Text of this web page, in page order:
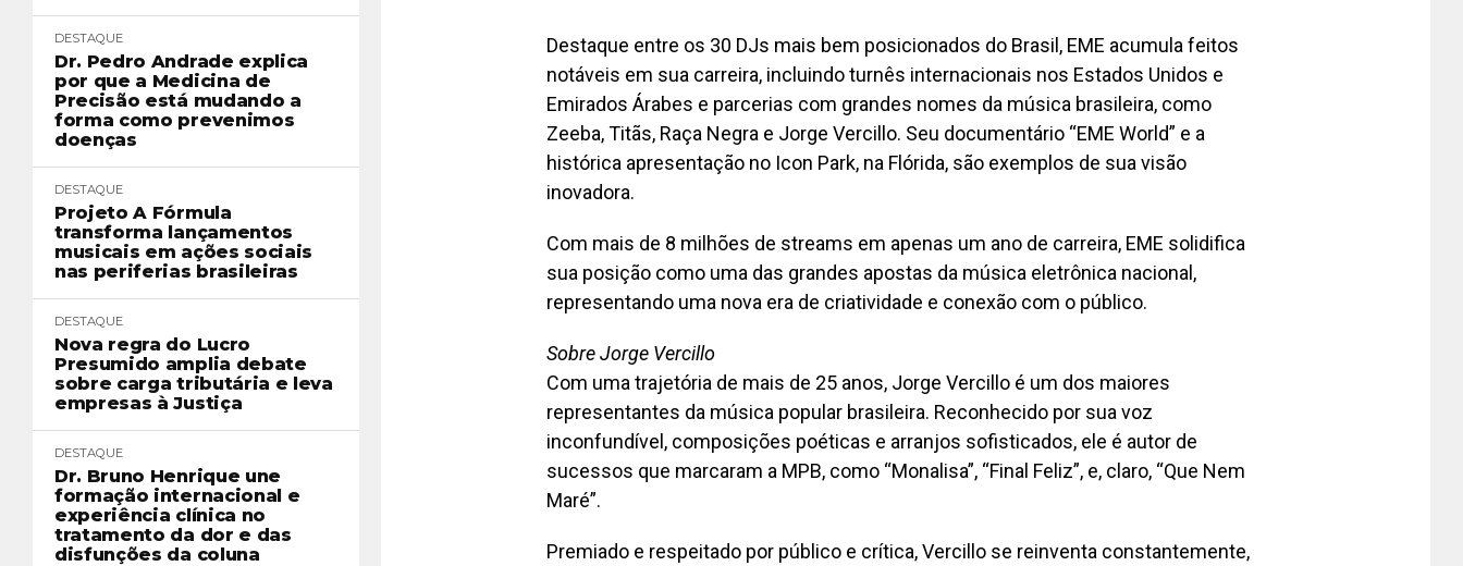
DESTAQUE
Dr. Pedro Andrade explica
por que a Medicina de
Precisão está mudando a
forma como prevenimos
doenças
DESTAQUE
Projeto A Fórmula
transforma lançamentos
musicais em ações sociais
nas periferias brasileiras
DESTAQUE
Nova regra do Lucro
Presumido amplia debate
sobre carga tributária e leva
empresas à Justiça
DESTAQUE
Dr. Bruno Henrique une
formação internacional e
experiência clínica no
tratamento da dor e das
disfunções da coluna
Destaque entre os 30 DJs mais bem posicionados do Brasil, EME acumula feitos
notáveis em sua carreira, incluindo turnês internacionais nos Estados Unidos e
Emirados Árabes e parcerias com grandes nomes da música brasileira, como
Zeeba, Titãs, Raça Negra e Jorge Vercillo. Seu documentário “EME World” e a
histórica apresentação no Icon Park, na Flórida, são exemplos de sua visão
inovadora.
Com mais de 8 milhões de streams em apenas um ano de carreira, EME solidifica
sua posição como uma das grandes apostas da música eletrônica nacional,
representando uma nova era de criatividade e conexão com o público.
Sobre Jorge Vercillo
Com uma trajetória de mais de 25 anos, Jorge Vercillo é um dos maiores
representantes da música popular brasileira. Reconhecido por sua voz
inconfundível, composições poéticas e arranjos sofisticados, ele é autor de
sucessos que marcaram a MPB, como “Monalisa”, “Final Feliz”, e, claro, “Que Nem
Maré”.
Premiado e respeitado por público e crítica, Vercillo se reinventa constantemente,